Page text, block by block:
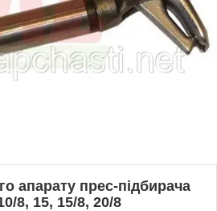
апарату прес-підбирача
8, 15, 15/8, 20/8